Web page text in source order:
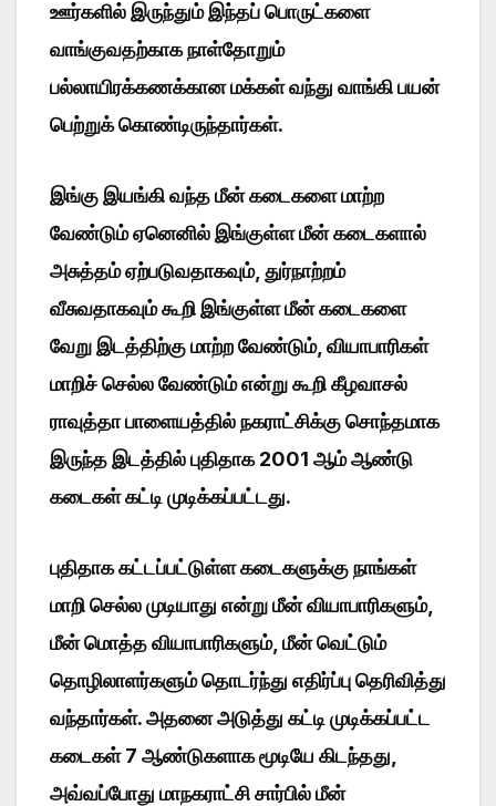
ஊர்களில் இருந்தும் இந்தப் பொருட்களை
வாங்குவதற்காக நாள்தோறும்
பல்லாயிரக்கணக்கான மக்கள் வந்து வாங்கி பயன்
பெற்றுக் கொண்டிருந்தார்கள்.
இங்கு இயங்கி வந்த மீன் கடைகளை மாற்ற
வேண்டும் ஏனெனில் இங்குள்ள மீன் கடைகளால்
அசுத்தம் ஏற்படுவதாகவும், துர்நாற்றம்
வீசுவதாகவும் கூறி இங்குள்ள மீன் கடைகளை
வேறு இடத்திற்கு மாற்ற வேண்டும், வியாபாரிகள்
மாறிச் செல்ல வேண்டும் என்று கூறி கீழவாசல்
ராவுத்தா பாளையத்தில் நகராட்சிக்கு சொந்தமாக
இருந்த இடத்தில் புதிதாக 2001 ஆம் ஆண்டு
கடைகள் கட்டி முடிக்கப்பட்டது.
புதிதாக கட்டப்பட்டுள்ள கடைகளுக்கு நாங்கள்
மாறி செல்ல முடியாது என்று மீன் வியாபாரிகளும்,
மீன் மொத்த வியாபாரிகளும், மீன் வெட்டும்
தொழிலாளர்களும் தொடர்ந்து எதிர்ப்பு தெரிவித்து
வந்தார்கள். அதனை அடுத்து கட்டி முடிக்கப்பட்ட
கடைகள் 7 ஆண்டுகளாக மூடியே கிடந்தது,
அவ்வப்போது மாநகராட்சி சார்பில் மீன்